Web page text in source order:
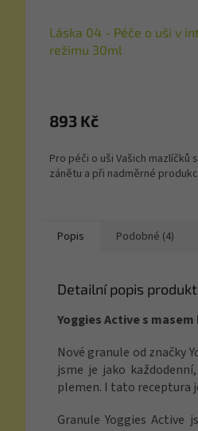
Láska 04 - Péče o uši v
režimu 30ml
893 Kč
Pro péči o uši Vašich mazlíčků
zánětu a při nadměrné
Popis Podobné (4)
Detailní popis
Yoggies Active s
Nové granule od značky
jsme je jako
plemen. I tato receptura
Granule Yoggies Active